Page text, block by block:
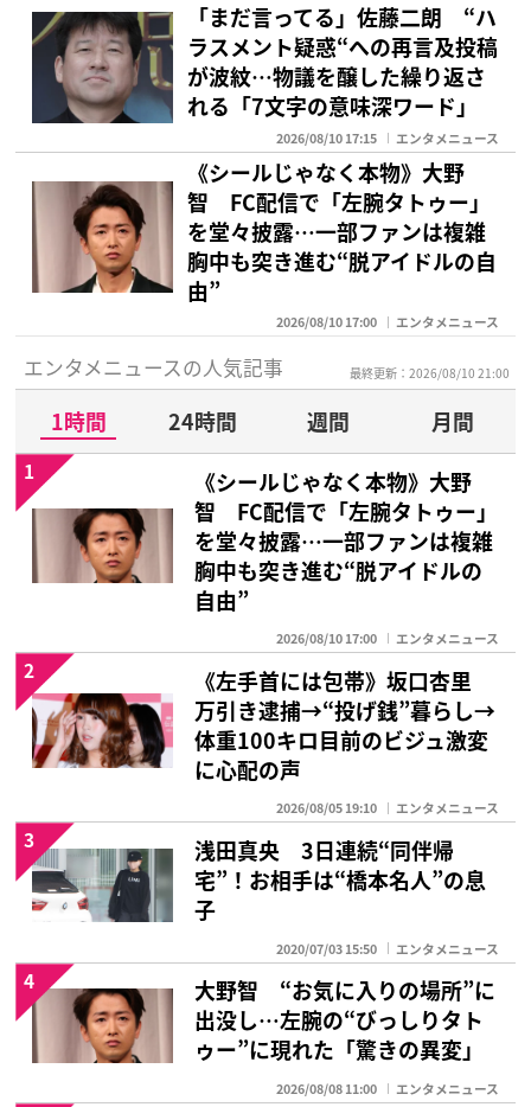
「まだ言ってる」佐藤二朗 “ハ
ラスメント疑惑“への再言及投稿
が波紋…物議を醸した繰り返さ
れる「7文字の意味深ワード」
2026/08/10 17:15 エンタメニュース
《シールじゃなく本物》大野
智 FC配信で「左腕タトゥー」
を堂々披露…一部ファンは複雑
胸中も突き進む“脱アイドルの自
由”
2026/08/10 17:00 エンタメニュース
エンタメニュースの人気記事 最終更新：2026/08/10 21:00
1時間 24時間 週間
月間
《シールじゃなく本物》大野
智 FC配信で「左腕タトゥー」
を堂々披露…一部ファンは複雑
胸中も突き進む“脱アイドルの
自由”
2026/08/10 17:00 エンタメニュース
1
《左手首には包帯》坂口杏里
万引き逮捕→“投げ銭”暮らし→
体重100キロ目前のビジュ激変
に心配の声
2026/08/05 19:10 エンタメニュース
2
浅田真央 3日連続“同伴帰
宅”！お相手は“橋本名人”の息
子
2020/07/03 15:50 エンタメニュース
3
大野智 “お気に入りの場所”に
出没し…左腕の“びっしりタト
ゥー”に現れた「驚きの異変」
2026/08/08 11:00 エンタメニュース
4